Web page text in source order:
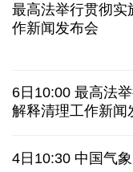
金价大反弹！黄金
泰国发生校园枪击
特朗普再签行政令
最高法举行贯彻实
作新闻发布会
6日10:00 最高法
解释清理工作新闻
4日10:30 中国气